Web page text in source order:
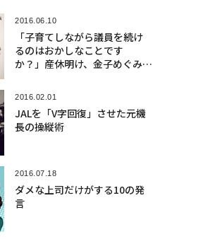
2016.06.10
「子育てしながら議員を続け
るのはおかしなことです
か？」産休明け、金子めぐみ議
2016.02.01
JALを「V字回復」させた元機
長の操縦術
2016.07.18
ダメな上司だけがする10の発
言